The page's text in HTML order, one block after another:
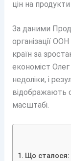
За даними
організації
країн за
економіст
недоліки, і
відображають
масштабі.
Що сталося: